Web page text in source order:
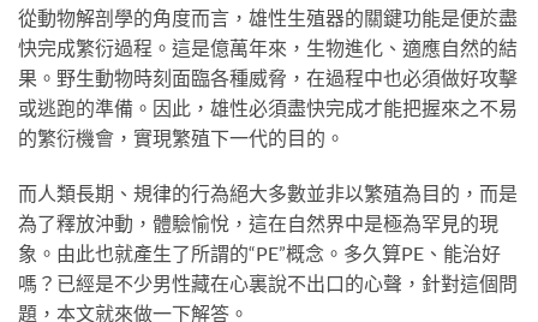
從動物解剖學的角度而言，雄性生殖器的關鍵功能是便於盡
快完成繁衍過程。這是億萬年來，生物進化、適應自然的結
果。野生動物時刻面臨各種威脅，在過程中也必須做好攻擊
或逃跑的準備。因此，雄性必須盡快完成才能把握來之不易
的繁衍機會，實現繁殖下一代的目的。
而人類長期、規律的行為絕大多數並非以繁殖為目的，而是
為了釋放沖動，體驗愉悅，這在自然界中是極為罕見的現
象。由此也就產生了所謂的“PE”概念。多久算PE、能治好
嗎？已經是不少男性藏在心裏說不出口的心聲，針對這個問
題，本文就來做一下解答。